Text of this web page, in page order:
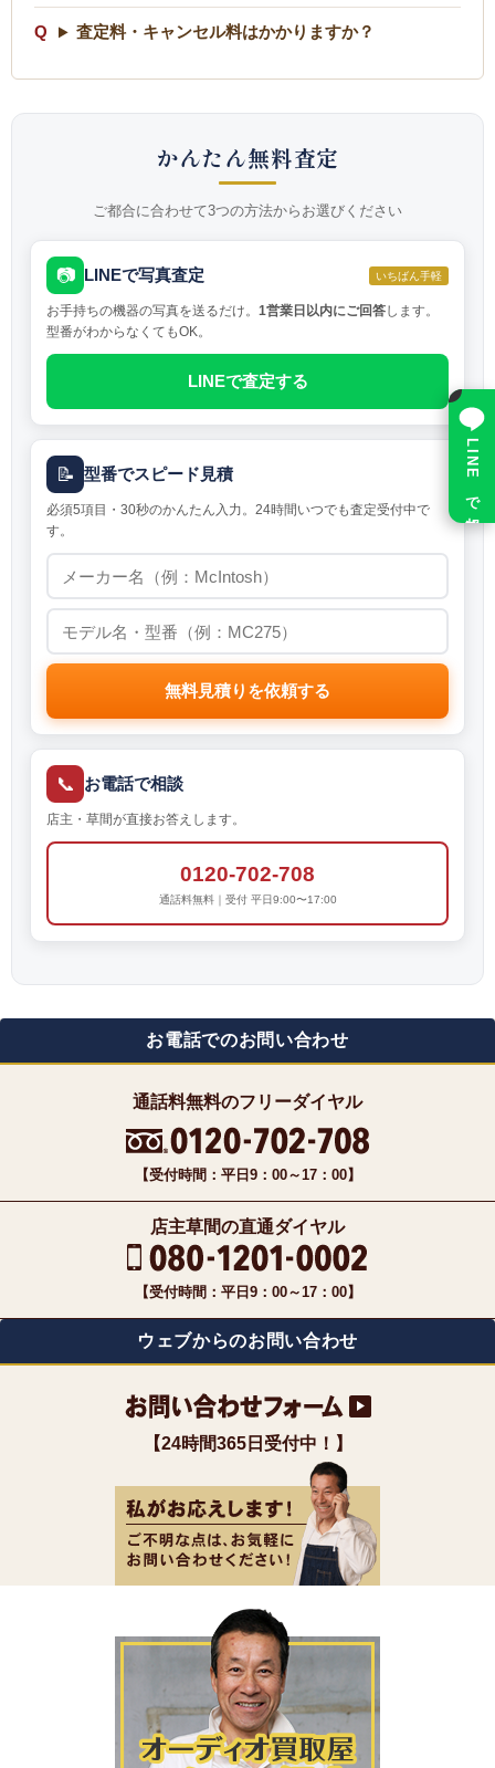
査定料・キャンセル料はかかりますか？
かんたん無料査定
ご都合に合わせて3つの方法からお選びください
📷 LINEで写真査定 いちばん手軽
お手持ちの機器の写真を送るだけ。 1営業日以内にご回答します。
型番がわからなくてもOK。
LINEで査定する
📝 型番でスピード見積
必須5項目・30秒のかんたん入力。24時間いつでも査定受付中で
す。
無料見積りを依頼する
📞 お電話で相談
店主・草間が直接お答えします。
0120-702-708
通話料無料｜受付 平日9:00〜17:00
お電話でのお問い合わせ
通話料無料のフリーダイヤル
【受付時間：平日9：00～17：00】
店主草間の直通ダイヤル
【受付時間：平日9：00～17：00】
ウェブからのお問い合わせ
【24時間365日受付中！】
LINE で相談
×